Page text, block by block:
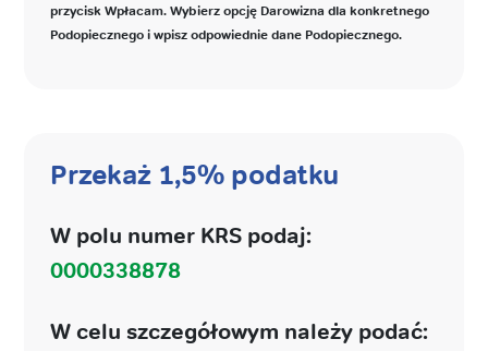
przycisk Wpłacam. Wybierz opcję Darowizna dla konkretnego
Podopiecznego i wpisz odpowiednie dane Podopiecznego.
Przekaż 1,5% podatku
W polu numer KRS podaj:
0000338878
W celu szczegółowym należy podać: